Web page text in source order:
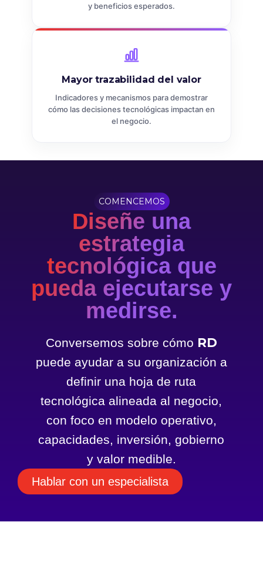
y beneficios esperados.
Mayor trazabilidad del valor
Indicadores y mecanismos para demostrar
cómo las decisiones tecnológicas impactan en
el negocio.
COMENCEMOS
Diseñe una
estrategia
tecnológica que
pueda ejecutarse y
medirse.
Conversemos sobre cómo RD
puede ayudar a su organización a
definir una hoja de ruta
tecnológica alineada al negocio,
con foco en modelo operativo,
capacidades, inversión, gobierno
y valor medible.
Hablar con un especialista